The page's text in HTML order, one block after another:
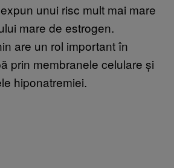
unui risc mult mai mare
mare de estrogen.
are un rol important în
prin membranele celulare și
hiponatremiei.